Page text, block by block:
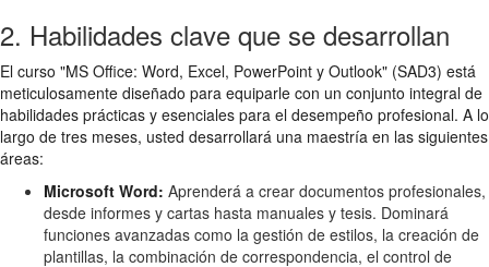
2. Habilidades clave que se desarrollan
El curso "MS Office: Word, Excel, PowerPoint y Outlook" (SAD3) está
meticulosamente diseñado para equiparle con un conjunto integral de
habilidades prácticas y esenciales para el desempeño profesional. A lo
largo de tres meses, usted desarrollará una maestría en las siguientes
áreas:
Microsoft Word: Aprenderá a crear documentos profesionales,
desde informes y cartas hasta manuales y tesis. Dominará
funciones avanzadas como la gestión de estilos, la creación de
plantillas, la combinación de correspondencia, el control de